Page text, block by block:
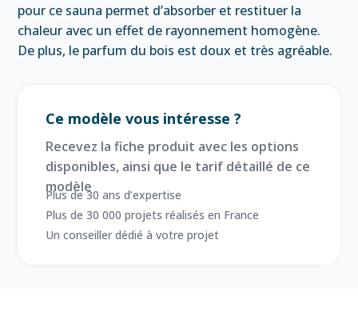
pour ce sauna permet d’absorber et restituer la
chaleur avec un effet de rayonnement homogène.
De plus, le parfum du bois est doux et très agréable.
Ce modèle vous intéresse ?
Recevez la fiche produit avec les options
disponibles, ainsi que le tarif détaillé de ce
modèle
Plus de 30 ans d’expertise
Plus de 30 000 projets réalisés en France
Un conseiller dédié à votre projet